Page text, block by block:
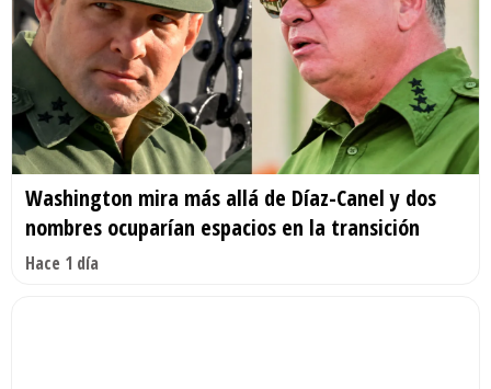
Washington mira más allá de Díaz-Canel y dos
nombres ocuparían espacios en la transición
Hace 1 día